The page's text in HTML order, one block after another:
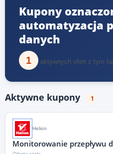
Kupony
automatyzacja
danych
1 aktywnych ofert z tym
Aktywne kupony 1
Helion
Monitorowanie przepływu